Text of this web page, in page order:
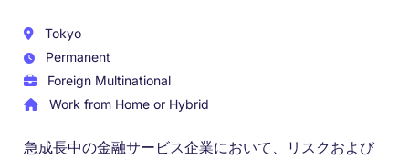
Tokyo
Permanent
Foreign Multinational
Work from Home or Hybrid
急成長中の金融サービス企業において、リスクおよび